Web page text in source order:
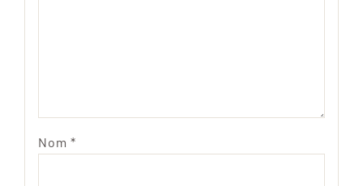
Nom *